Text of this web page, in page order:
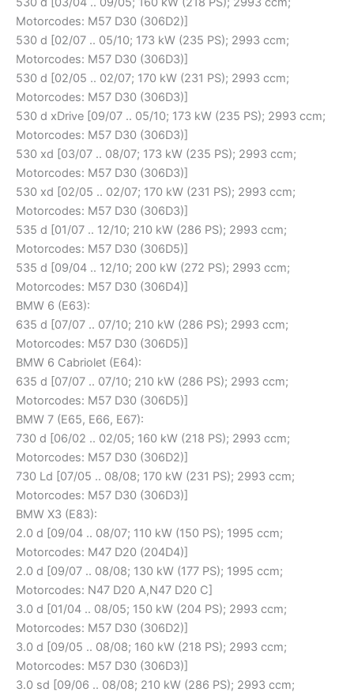
Motorcodes: M57 D30 (306D2)]
530 d [02/07 .. 05/10; 173 kW (235 PS); 2993 ccm;
Motorcodes: M57 D30 (306D3)]
530 d [02/05 .. 02/07; 170 kW (231 PS); 2993 ccm;
Motorcodes: M57 D30 (306D3)]
530 d xDrive [09/07 .. 05/10; 173 kW (235 PS); 2993 ccm;
Motorcodes: M57 D30 (306D3)]
530 xd [03/07 .. 08/07; 173 kW (235 PS); 2993 ccm;
Motorcodes: M57 D30 (306D3)]
530 xd [02/05 .. 02/07; 170 kW (231 PS); 2993 ccm;
Motorcodes: M57 D30 (306D3)]
535 d [01/07 .. 12/10; 210 kW (286 PS); 2993 ccm;
Motorcodes: M57 D30 (306D5)]
535 d [09/04 .. 12/10; 200 kW (272 PS); 2993 ccm;
Motorcodes: M57 D30 (306D4)]
BMW 6 (E63):
635 d [07/07 .. 07/10; 210 kW (286 PS); 2993 ccm;
Motorcodes: M57 D30 (306D5)]
BMW 6 Cabriolet (E64):
635 d [07/07 .. 07/10; 210 kW (286 PS); 2993 ccm;
Motorcodes: M57 D30 (306D5)]
BMW 7 (E65, E66, E67):
730 d [06/02 .. 02/05; 160 kW (218 PS); 2993 ccm;
Motorcodes: M57 D30 (306D2)]
730 Ld [07/05 .. 08/08; 170 kW (231 PS); 2993 ccm;
Motorcodes: M57 D30 (306D3)]
BMW X3 (E83):
2.0 d [09/04 .. 08/07; 110 kW (150 PS); 1995 ccm;
Motorcodes: M47 D20 (204D4)]
2.0 d [09/07 .. 08/08; 130 kW (177 PS); 1995 ccm;
Motorcodes: N47 D20 A,N47 D20 C]
3.0 d [01/04 .. 08/05; 150 kW (204 PS); 2993 ccm;
Motorcodes: M57 D30 (306D2)]
3.0 d [09/05 .. 08/08; 160 kW (218 PS); 2993 ccm;
Motorcodes: M57 D30 (306D3)]
3.0 sd [09/06 .. 08/08; 210 kW (286 PS); 2993 ccm;